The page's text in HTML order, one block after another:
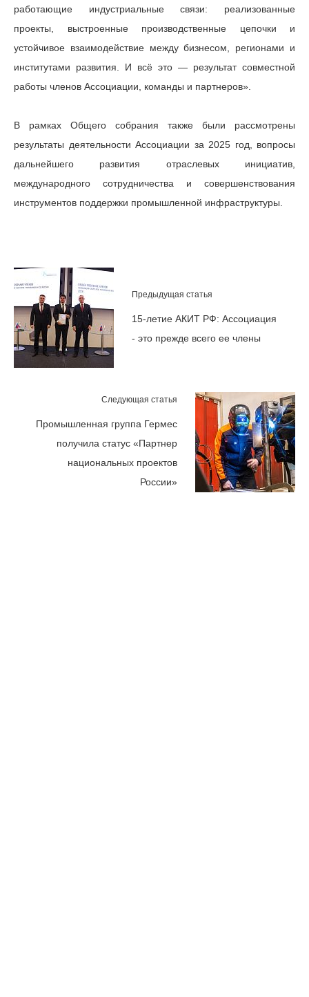
работающие индустриальные связи: реализованные
проекты, выстроенные производственные цепочки и
устойчивое взаимодействие между бизнесом, регионами и
институтами развития. И всё это — результат совместной
работы членов Ассоциации, команды и партнеров».
В рамках Общего собрания также были рассмотрены
результаты деятельности Ассоциации за 2025 год, вопросы
дальнейшего развития отраслевых инициатив,
международного сотрудничества и совершенствования
инструментов поддержки промышленной инфраструктуры.
Предыдущая статья
15-летие АКИТ РФ: Ассоциация
- это прежде всего ее члены
Следующая статья
Промышленная группа Гермес
получила статус «Партнер
национальных проектов
России»